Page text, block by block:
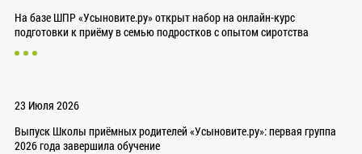
На базе ШПР «Усыновите.ру» открыт набор на онлайн-курс
подготовки к приёму в семью подростков с опытом сиротства
23 Июля 2026
Выпуск Школы приёмных родителей «Усыновите.ру»: первая группа
2026 года завершила обучение